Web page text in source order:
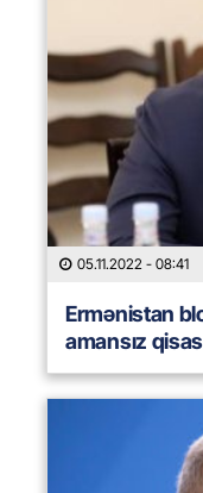
05.11.2022 - 08:41
Ermənistan
amansız